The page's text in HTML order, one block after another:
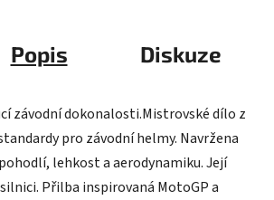
Popis Diskuze
závodní dokonalosti.Mistrovské dílo z
pro závodní helmy. Navržena
lehkost a aerodynamiku. Její
Přilba inspirovaná MotoGP a